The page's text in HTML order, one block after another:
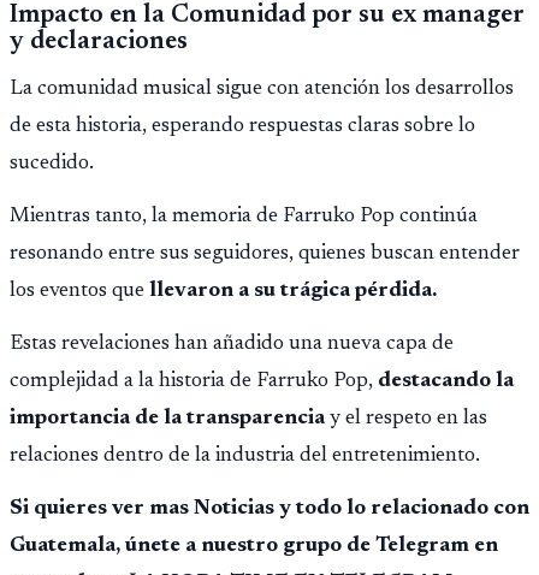
Impacto en la Comunidad por su ex manager
y declaraciones
La comunidad musical sigue con atención los desarrollos
de esta historia, esperando respuestas claras sobre lo
sucedido.
Mientras tanto, la memoria de Farruko Pop continúa
resonando entre sus seguidores, quienes buscan entender
los eventos que llevaron a su trágica pérdida.
Estas revelaciones han añadido una nueva capa de
complejidad a la historia de Farruko Pop, destacando la
importancia de la transparenciay el respeto en las
relaciones dentro de la industria del entretenimiento.
Si quieres ver mas Noticias y todo lo relacionado con
Guatemala, únete a nuestro grupo de Telegram en